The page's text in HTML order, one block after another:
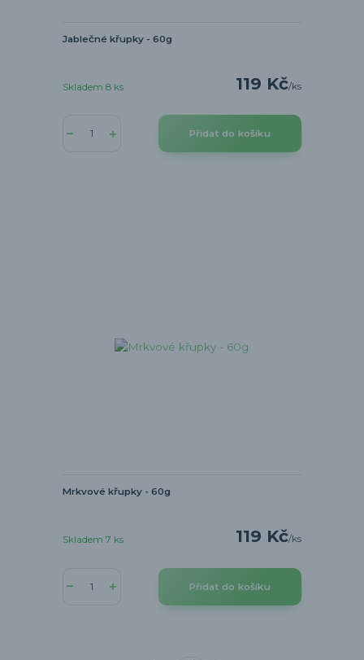
Jablečné křupky - 60g
119 Kč/ks
Skladem 8 ks
Přidat do košíku
Mrkvové křupky - 60g
119 Kč/ks
Skladem 7 ks
Přidat do košíku